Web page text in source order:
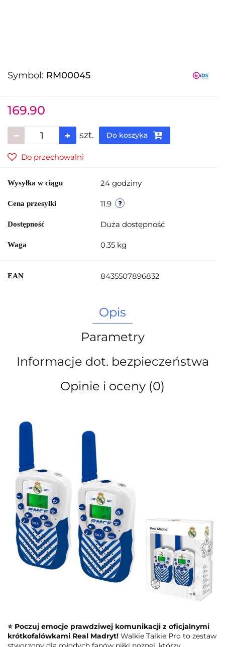
Symbol: RM00045
169.90
szt. Do koszyka
Do przechowalni
Wysyłka w ciągu 24 godziny
Cena przesyłki 11.9
Dostępność Duża dostępność
Waga 0.35 kg
EAN 8435507896832
Opis
Parametry
Informacje dot. bezpieczeństwa
Opinie i oceny (0)
⭐ Poczuj emocje prawdziwej komunikacji z oficjalnymi
krótkofalówkami Real Madryt! Walkie Talkie Pro to zestaw